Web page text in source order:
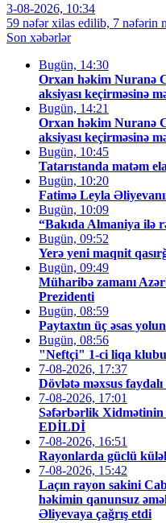
3-08-2026, 10:34
59 nəfər xilas edilib, 7 nəfərin
Son xəbərlər
Bugün, 14:30
Orxan həkim Nuranə
aksiyası keçirməsinə
Bugün, 14:21
Orxan həkim Nuranə
aksiyası keçirməsinə
Bugün, 10:45
Tatarıstanda matəm
Bugün, 10:20
Fatimə Leyla
Bugün, 10:09
“Bakıda Almaniya ilə
Bugün, 09:52
Yerə yeni maqnit
Bugün, 09:49
Müharibə zamanı
Prezidenti
Bugün, 08:59
Paytaxtın üç əsas
Bugün, 08:56
"Neftçi" 1-ci liqa klubu
7-08-2026, 17:37
Dövlətə məxsus faydalı
7-08-2026, 17:01
Səfərbərlik Xidmətinin
EDİLDİ
7-08-2026, 16:51
Rayonlarda güclü
7-08-2026, 15:42
Laçın rayon sakini
həkimin qanunsuz
Əliyevaya çağrış etdi